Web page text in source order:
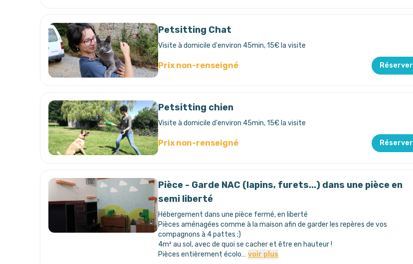
Petsitting Chat
Visite à domicile d'environ 45min, 15€ la visite
Prix non-renseigné Réserver
Petsitting chien
Visite à domicile d'environ 45min, 15€ la visite
Prix non-renseigné Réserver
Pièce - Garde NAC (lapins, furets...) dans une pièce en
semi liberté
Hébergement dans une pièce fermé, en liberté
Pièces aménagées comme à la maison afin de garder les repères de vos
compagnons à 4 pattes ;)
4m² au sol, avec de quoi se cacher et être en hauteur !
Pièces entièrement écolo… voir plus